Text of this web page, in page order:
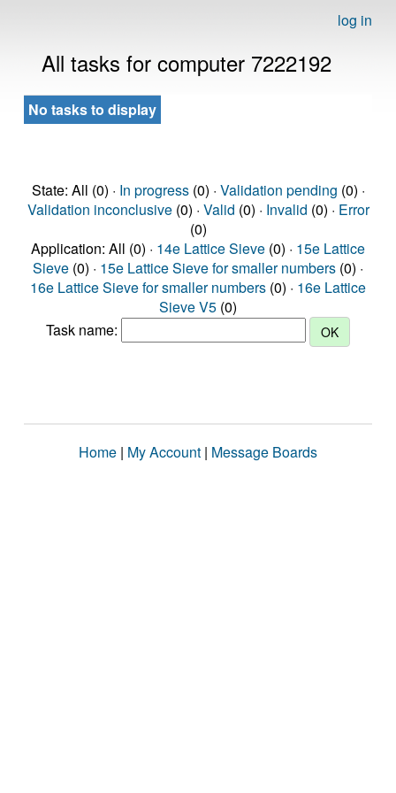
log in
All tasks for computer 7222192
No tasks to display
State: All (0) · In progress(0) · Validation pending (0) ·
Validation inconclusive(0) · Valid (0) · Invalid (0) · Error
(0)
Application: All (0) · 14e Lattice Sieve (0) · 15e Lattice
Sieve (0) · 15e Lattice Sieve for smaller numbers (0) ·
16e Lattice Sieve for smaller numbers (0) · 16e Lattice
Sieve V5 (0)
Task name:
Home | My Account | Message Boards